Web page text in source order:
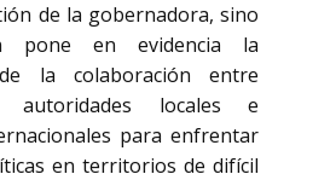
de la gobernadora, sino
pone en evidencia la
la colaboración entre
autoridades locales e
para enfrentar
en territorios de difícil